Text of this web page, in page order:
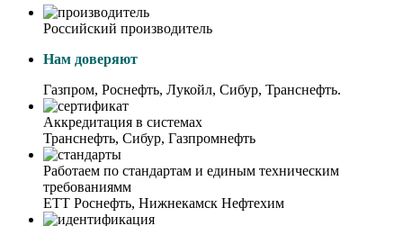
Российский производитель
Нам доверяют
Газпром, Роснефть, Лукойл, Сибур, Транснефть.
Аккредитация в системах
Транснефть, Сибур, Газпромнефть
Работаем по стандартам и единым техническим
требованиямм
ЕТТ Роснефть, Нижнекамск Нефтехим